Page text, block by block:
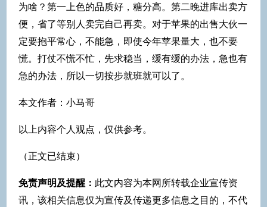
为啥？第一上色的品质好，糖分高。第二晚进库出卖方
便，省了等别人卖完自己再卖。对于苹果的出售大伙一
定要抱平常心，不能急，即使今年苹果量大，也不要
慌。打仗不慌不忙，先求稳当，缓有缓的办法，急也有
急的办法，所以一切按步就班就可以了。
本文作者：小马哥
以上内容个人观点，仅供参考。
（正文已结束）
免责声明及提醒： 此文内容为本网所转载企业宣传资
讯，该相关信息仅为宣传及传递更多信息之目的，不代